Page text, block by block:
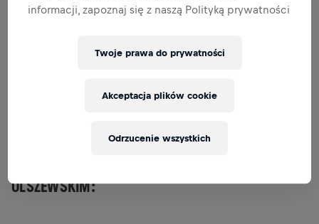
drugi na świecie, kilka kilometrów za startującym w
ojczyzny Włocha. Wydarzenie to okrzyknięto „Bitwą o
OLSZEWSKIM:
informacji, zapoznaj się z naszą Polityką prywatności
Twoje prawa do prywatności
Odrzucenie wszystkich
Akceptacja plików cookie